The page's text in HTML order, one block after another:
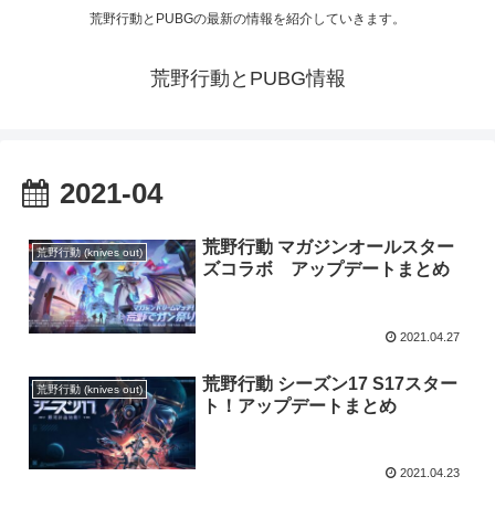
荒野行動とPUBGの最新の情報を紹介していきます。
荒野行動とPUBG情報
2021-04
荒野行動 (knives out)
荒野行動 マガジンオールスター
ズコラボ アップデートまとめ
2021.04.27
荒野行動 (knives out)
荒野行動 シーズン17 S17スター
ト！アップデートまとめ
2021.04.23